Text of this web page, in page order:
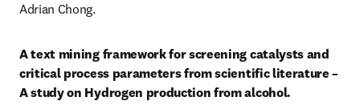
Adrian Chong.
A text mining framework for screening catalysts and
critical process parameters from scientific literature –